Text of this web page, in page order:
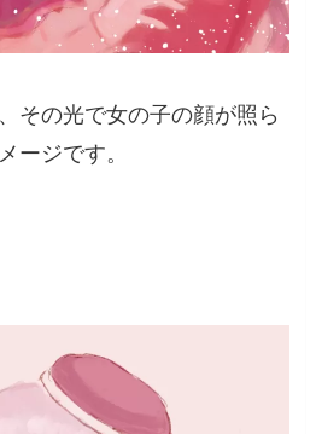
その光で女の子の顔が照ら
ージです。